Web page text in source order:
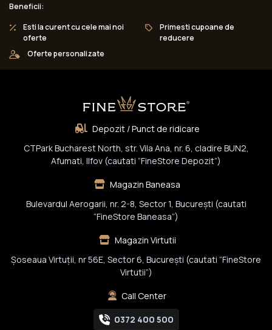
Beneficii:
Esti la curent cu cele mai noi
oferte
Primesti cupoane de
reducere
Oferte personalizate
Depozit / Punct de ridicare
CTPark Bucharest North, str. Vila Ana, nr. 6, cladire BUN2,
Afumati, Ilfov (cautati “FineStore Depozit”)
Magazin Baneasa
Bulevardul Aerogarii, nr. 2-8, Sector 1, Bucureşti (cautati
“FineStore Baneasa”)
Magazin Virtutii
Șoseaua Virtuții, nr 56E, Sector 6, București (cautati “FineStore
Virtutii”)
Call Center
0372 400 500